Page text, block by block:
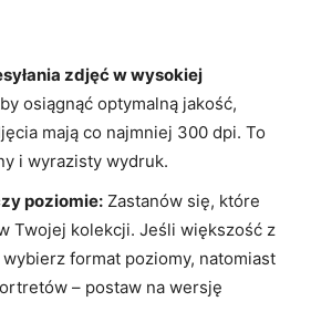
zdjęć w wysokiej
osiągnąć optymalną ‍jakość,
mają co najmniej 300 dpi. To
i wyrazisty wydruk.
poziomie: ⁤Zastanów się, które
Twojej kolekcji. Jeśli większość z
format poziomy, natomiast
–⁣ postaw na wersję